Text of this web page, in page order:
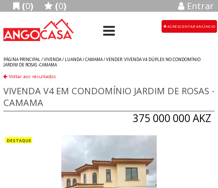
(0) (0) Entrar
ACRESCENTAR ANÚNCIO
PÁGINA PRINCIPAL /VIVENDA/ LUANDA/CAMAMA/VENDER: VIVENDA V4 DÚPLEX NO CONDOMÍNIO
JARDIM DE ROSAS -CAMAMA
Voltar aos resultados
375 000 000 AKZ
VIVENDA V4 EM CONDOMÍNIO JARDIM DE ROSAS -
CAMAMA